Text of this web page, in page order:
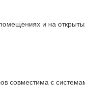
и на
совместима с